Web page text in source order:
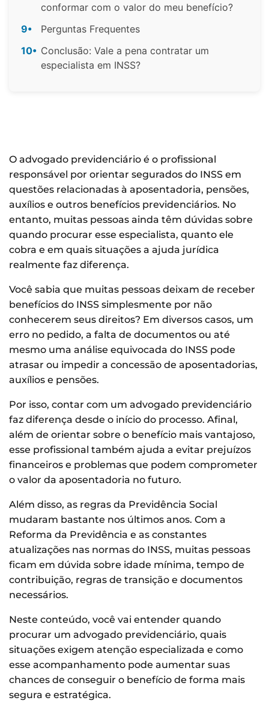
conformar com o valor do meu benefício?
9•
Perguntas Frequentes
10• Conclusão: Vale a pena contratar um
especialista em INSS?
O advogado previdenciário é o profissional
responsável por orientar segurados do INSS em
questões relacionadas à aposentadoria, pensões,
auxílios e outros benefícios previdenciários. No
entanto, muitas pessoas ainda têm dúvidas sobre
quando procurar esse especialista, quanto ele
cobra e em quais situações a ajuda jurídica
realmente faz diferença.
Você sabia que muitas pessoas deixam de receber
benefícios do INSS simplesmente por não
conhecerem seus direitos? Em diversos casos, um
erro no pedido, a falta de documentos ou até
mesmo uma análise equivocada do INSS pode
atrasar ou impedir a concessão de aposentadorias,
auxílios e pensões.
Por isso, contar com um advogado previdenciário
faz diferença desde o início do processo. Afinal,
além de orientar sobre o benefício mais vantajoso,
esse profissional também ajuda a evitar prejuízos
financeiros e problemas que podem comprometer
o valor da aposentadoria no futuro.
Além disso, as regras da Previdência Social
mudaram bastante nos últimos anos. Com a
Reforma da Previdência e as constantes
atualizações nas normas do INSS, muitas pessoas
ficam em dúvida sobre idade mínima, tempo de
contribuição, regras de transição e documentos
necessários.
Neste conteúdo, você vai entender quando
procurar um advogado previdenciário, quais
situações exigem atenção especializada e como
esse acompanhamento pode aumentar suas
chances de conseguir o benefício de forma mais
segura e estratégica.